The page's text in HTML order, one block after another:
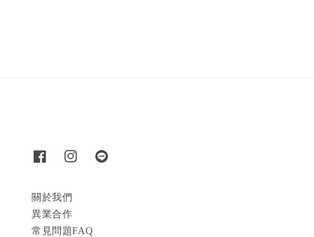
關於我們
異業合作
常見問題FAQ